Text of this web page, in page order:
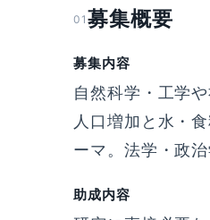
01 募集概要
募集内容
自然科学・工学
人口増加と水・
ーマ。法学・政治
助成内容